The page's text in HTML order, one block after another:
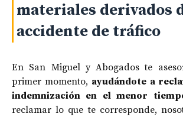
materiales derivados
accidente de tráfico
En San Miguel y Abogados te
primer momento, ayudándote a
indemnización en el menor
reclamar lo que te corresponde,